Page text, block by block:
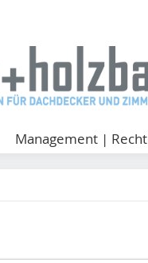
Management | Recht